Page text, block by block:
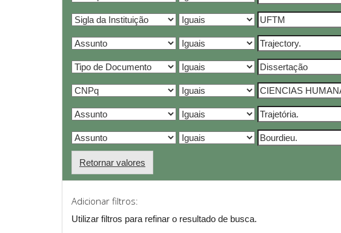
Retornar valores
Adicionar filtros:
Utilizar filtros para refinar o resultado de busca.